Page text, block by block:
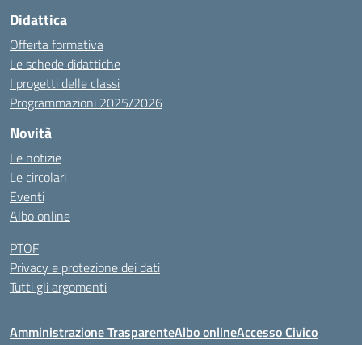
Didattica
Offerta formativa
Le schede didattiche
I progetti delle classi
Programmazioni 2025/2026
Novità
Le notizie
Le circolari
Eventi
Albo online
PTOF
Privacy e protezione dei dati
Tutti gli argomenti
Amministrazione TrasparenteAlbo onlineAccesso Civico